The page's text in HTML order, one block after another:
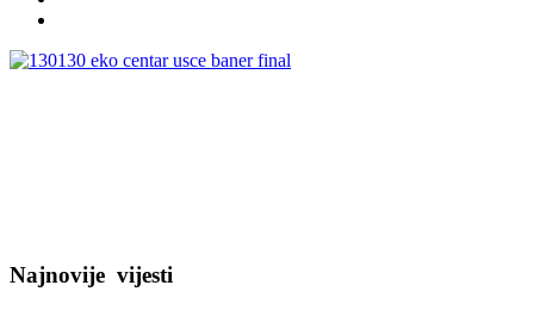
Najnovije vijesti